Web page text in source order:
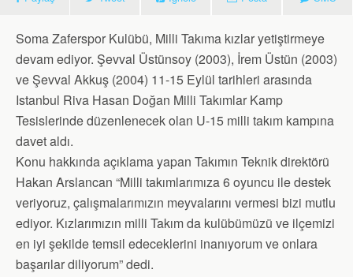
Soma Zaferspor Kulübü, Milli Takıma kızlar yetiştirmeye
devam ediyor. Şevval Üstünsoy (2003), İrem Üstün (2003)
ve Şevval Akkuş (2004) 11-15 Eylül tarihleri arasında
Istanbul Riva Hasan Doğan Milli Takımlar Kamp
Tesislerinde düzenlenecek olan U-15 milli takım kampına
davet aldı.
Konu hakkında açıklama yapan Takımın Teknik direktörü
Hakan Arslancan “Milli takımlarımıza 6 oyuncu ile destek
veriyoruz, çalışmalarımızın meyvalarını vermesi bizi mutlu
ediyor. Kızlarımızın milli Takım da kulübümüzü ve ilçemizi
en iyi şekilde temsil edeceklerini inanıyorum ve onlara
başarılar diliyorum” dedi.